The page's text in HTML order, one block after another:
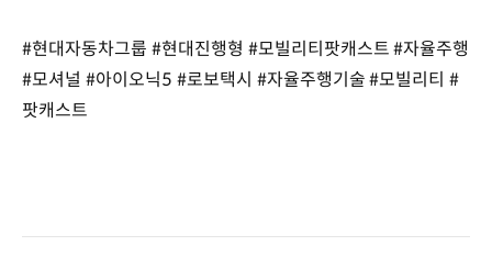
#현대자동차그룹 #현대진행형 #모빌리티팟캐스트 #자율주행
#모셔널 #아이오닉5 #로보택시 #자율주행기술 #모빌리티 #
팟캐스트